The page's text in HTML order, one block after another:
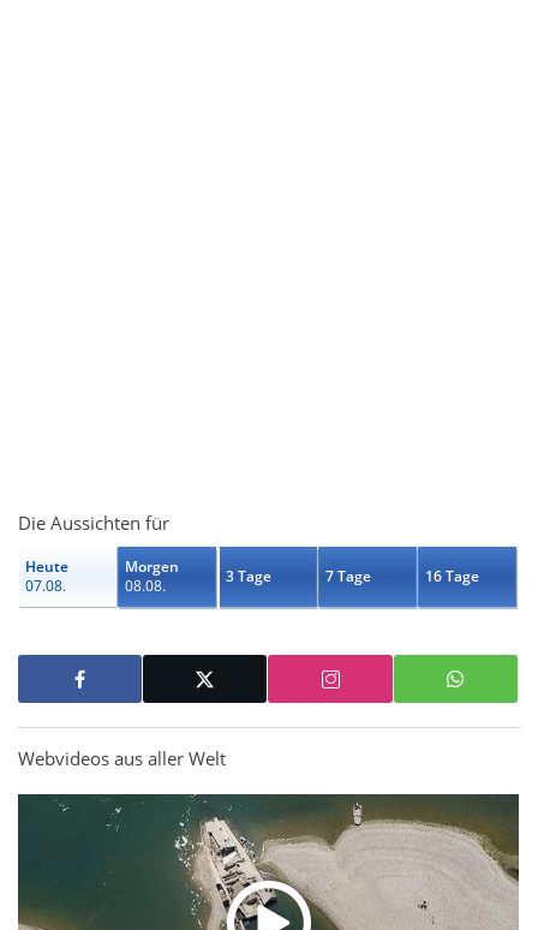
Die Aussichten für
Heute
07.08.
Morgen
08.08.
3 Tage 7 Tage 16 Tage
Webvideos aus aller Welt